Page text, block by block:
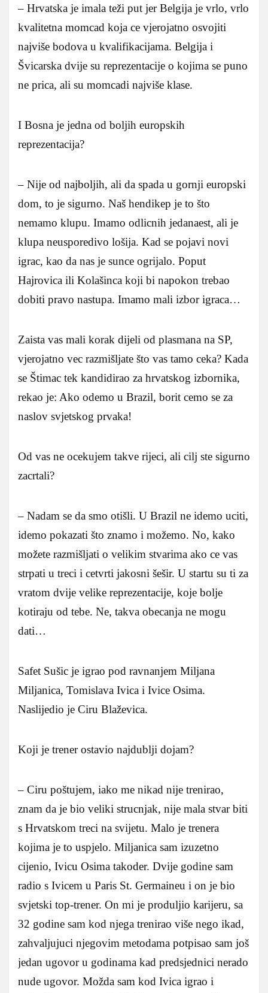
– Hrvatska je imala teži put jer Belgija je vrlo, vrlo
kvalitetna momcad koja ce vjerojatno osvojiti
najviše bodova u kvalifikacijama. Belgija i
Švicarska dvije su reprezentacije o kojima se puno
ne prica, ali su momcadi najviše klase.
I Bosna je jedna od boljih europskih
reprezentacija?
– Nije od najboljih, ali da spada u gornji europski
dom, to je sigurno. Naš hendikep je to što
nemamo klupu. Imamo odlicnih jedanaest, ali je
klupa neusporedivo lošija. Kad se pojavi novi
igrac, kao da nas je sunce ogrijalo. Poput
Hajrovica ili Kolašinca koji bi napokon trebao
dobiti pravo nastupa. Imamo mali izbor igraca…
Zaista vas mali korak dijeli od plasmana na SP,
vjerojatno vec razmišljate što vas tamo ceka? Kada
se Štimac tek kandidirao za hrvatskog izbornika,
rekao je: Ako odemo u Brazil, borit cemo se za
naslov svjetskog prvaka!
Od vas ne ocekujem takve rijeci, ali cilj ste sigurno
zacrtali?
– Nadam se da smo otišli. U Brazil ne idemo uciti,
idemo pokazati što znamo i možemo. No, kako
možete razmišljati o velikim stvarima ako ce vas
strpati u treci i cetvrti jakosni šešir. U startu su ti za
vratom dvije velike reprezentacije, koje bolje
kotiraju od tebe. Ne, takva obecanja ne mogu
dati…
Safet Sušic je igrao pod ravnanjem Miljana
Miljanica, Tomislava Ivica i Ivice Osima.
Naslijedio je Ciru Blaževica.
Koji je trener ostavio najdublji dojam?
– Ciru poštujem, iako me nikad nije trenirao,
znam da je bio veliki strucnjak, nije mala stvar biti
s Hrvatskom treci na svijetu. Malo je trenera
kojima je to uspjelo. Miljanica sam izuzetno
cijenio, Ivicu Osima takoder. Dvije godine sam
radio s Ivicem u Paris St. Germaineu i on je bio
svjetski top-trener. On mi je produljio karijeru, sa
32 godine sam kod njega trenirao više nego ikad,
zahvaljujuci njegovim metodama potpisao sam još
jedan ugovor u godinama kad predsjednici nerado
nude ugovor. Možda sam kod Ivica igrao i